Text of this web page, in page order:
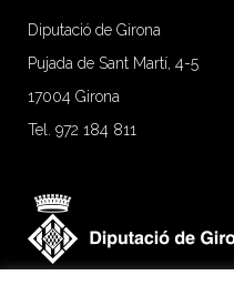
Diputació de Girona
Pujada de Sant Martí, 4-5
17004 Girona
Tel. 972 184 811